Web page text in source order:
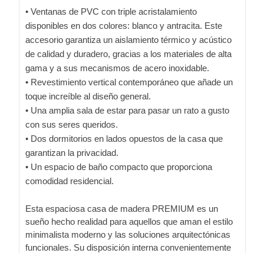
• Ventanas de PVC con triple acristalamiento
disponibles en dos colores: blanco y antracita. Este
accesorio garantiza un aislamiento térmico y acústico
de calidad y duradero, gracias a los materiales de alta
gama y a sus mecanismos de acero inoxidable.
• Revestimiento vertical contemporáneo que añade un
toque increíble al diseño general.
• Una amplia sala de estar para pasar un rato a gusto
con sus seres queridos.
• Dos dormitorios en lados opuestos de la casa que
garantizan la privacidad.
• Un espacio de baño compacto que proporciona
comodidad residencial.
Esta espaciosa casa de madera PREMIUM es un
sueño hecho realidad para aquellos que aman el estilo
minimalista moderno y las soluciones arquitectónicas
funcionales. Su disposición interna convenientemente